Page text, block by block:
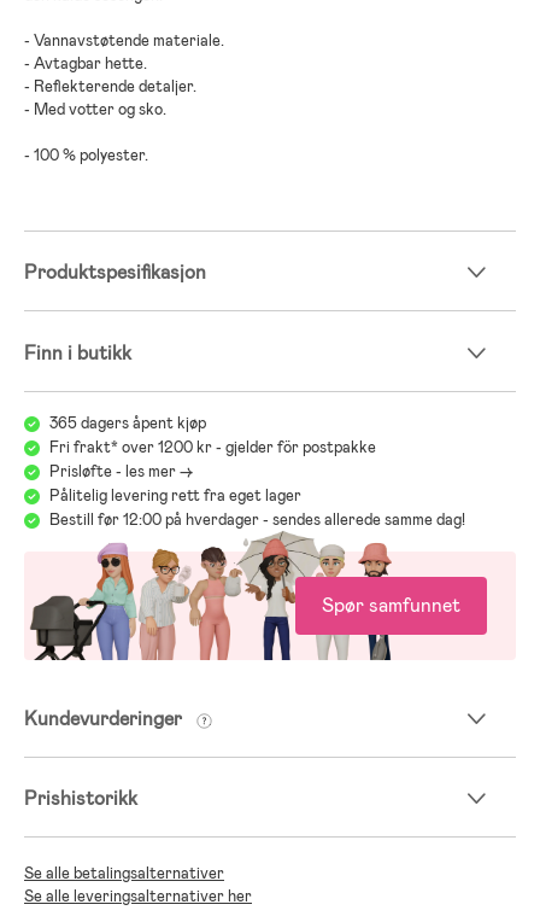
- Vannavstøtende materiale.
- Avtagbar hette.
- Reflekterende detaljer.
- Med votter og sko.
- 100 % polyester.
Produktspesifikasjon
Finn i butikk
365 dagers åpent kjøp
Fri frakt* over 1200 kr - gjelder för postpakke
Prisløfte - les mer ->
Pålitelig levering rett fra eget lager
Bestill før 12:00 på hverdager - sendes allerede samme dag!
Spør samfunnet
Kundevurderinger
Prishistorikk
Se alle betalingsalternativer
Se alle leveringsalternativer her